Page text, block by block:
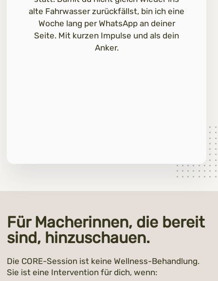
alte Fahrwasser zurückfällst, bin ich eine
Woche lang per WhatsApp an deiner
Seite. Mit kurzen Impulse und als dein
Anker.
Für Macherinnen, die bereit
sind, hinzuschauen.
Die CORE-Session ist keine Wellness-Behandlung.
Sie ist eine Intervention für dich, wenn: